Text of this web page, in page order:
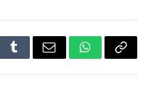
TumblrEmail WhatsApp
Copy